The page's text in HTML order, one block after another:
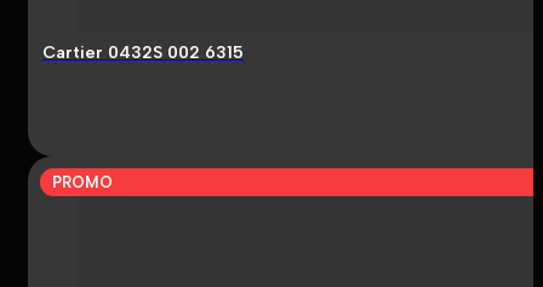
Cartier 0432S 002 6315
PROMO